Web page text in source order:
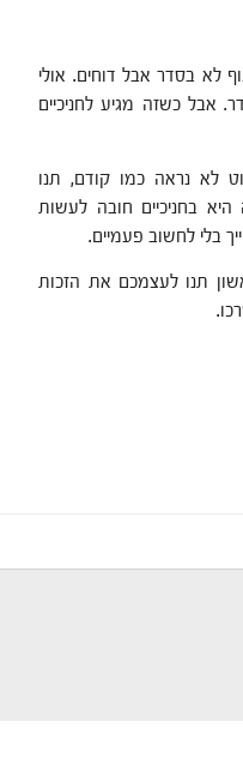
לא בסדר אבל דוחים. אולי
אבל כשזה מגיע לחניכיים
לא נראה כמו קודם, תנו
בחניכיים חובה לעשות
בלי לחשוב פעמיים.
תנו לעצמכם את הזכות